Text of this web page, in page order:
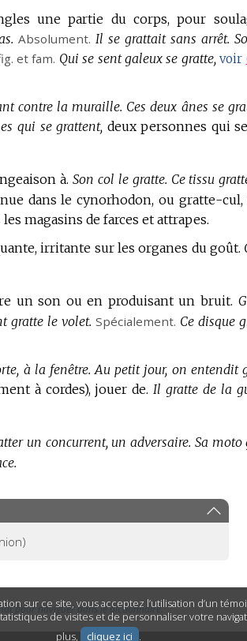
sur ce site, vous acceptez l’utilisation d’un
de visites et de personnaliser votre
plus,
cliquez ici .
une partie du corps, pour
Absolument. Il se grattait sans arrêt.
etfam. Qui se sent galeux se gratte, voir
contre la muraille. Ces deux ânes se
qui se grattent, deux personnes qui
à. Son col le gratte. Ce tissu
dans le cynorhodon, ou gratte-cul,
magasins de farces et attrapes.
irritante sur les organes du goût.
un son ou en produisant un bruit.
gratte le volet. Spécialement. Ce disque
à la fenêtre. Au petit jour, on entendit
à cordes), jouer de. Il gratte de la
un concurrent, un adversaire. Sa moto
pour naviguer dans le dictionnaire.